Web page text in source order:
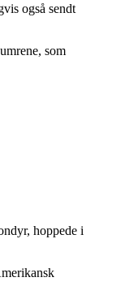
også sendt
som
hoppede i